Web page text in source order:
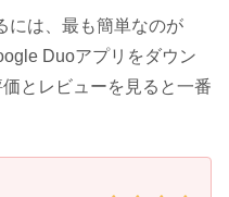
には、最も簡単なのが
Duoアプリをダウン
とレビューを見ると一番